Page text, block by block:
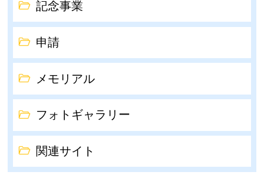
記念事業
申請
メモリアル
フォトギャラリー
関連サイト